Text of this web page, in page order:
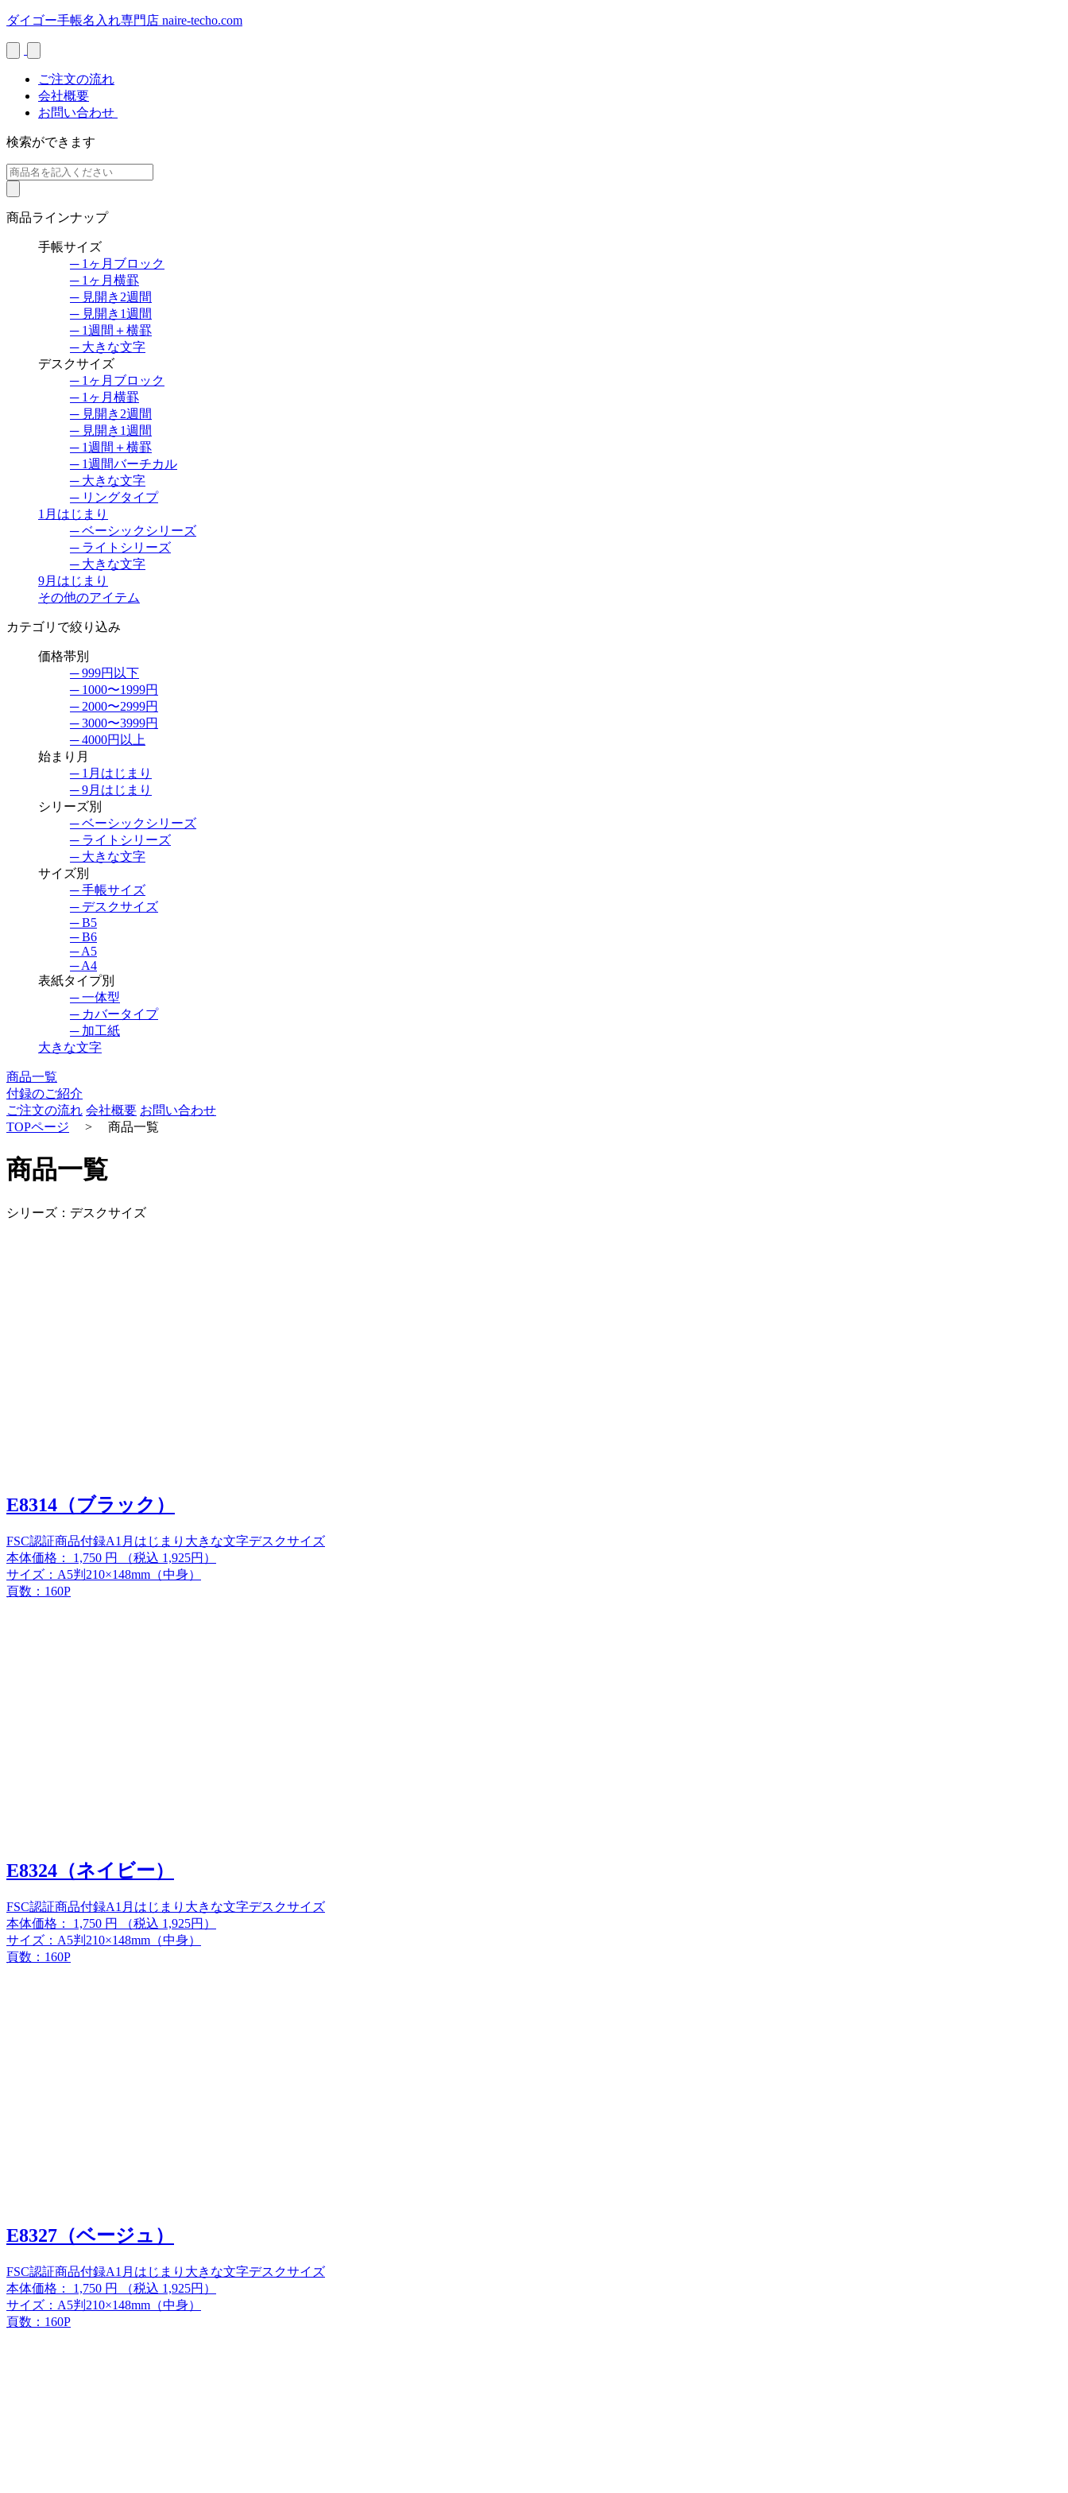
Skip
content
ダイゴー手帳名入れ専門店 naire-techo.com
ご注文の流れ
会社概要
お問い合わせ
検索ができます
商品ラインナップ
手帳サイズ
─ 1ヶ月ブロック
─ 1ヶ月横罫
─ 見開き2週間
─ 見開き1週間
─ 1週間＋横罫
─ 大きな文字
デスクサイズ
─ 1ヶ月ブロック
─ 1ヶ月横罫
─ 見開き2週間
─ 見開き1週間
─ 1週間＋横罫
─ 1週間バーチカル
─ 大きな文字
─ リングタイプ
1月はじまり
─ ベーシックシリーズ
─ ライトシリーズ
─ 大きな文字
9月はじまり
その他のアイテム
カテゴリで絞り込み
価格帯別
─ 999円以下
─ 1000〜1999円
─ 2000〜2999円
─ 3000〜3999円
─ 4000円以上
始まり月
─ 1月はじまり
─ 9月はじまり
シリーズ別
─ ベーシックシリーズ
─ ライトシリーズ
─ 大きな文字
サイズ別
─ 手帳サイズ
─ デスクサイズ
─ B5
─ B6
─ A5
─ A4
表紙タイプ別
─ 一体型
─ カバータイプ
─ 加工紙
大きな文字
商品一覧
付録のご紹介
ご注文の流れ 会社概要 お問い合わせ
TOPページ > 商品一覧
商品一覧
シリーズ：デスクサイズ
E8314（ブラック）
FSC認証商品付録A1月はじまり 大きな文字デスクサイズ
本体価格：
1,750 円
（税込 1,925円）
サイズ：A5判210×148mm（中身）
頁数：160P
E8324（ネイビー）
FSC認証商品付録A1月はじまり 大きな文字デスクサイズ
本体価格：
1,750 円
（税込 1,925円）
サイズ：A5判210×148mm（中身）
頁数：160P
E8327（ベージュ）
FSC認証商品付録A1月はじまり 大きな文字デスクサイズ
本体価格：
1,750 円
（税込 1,925円）
サイズ：A5判210×148mm（中身）
頁数：160P